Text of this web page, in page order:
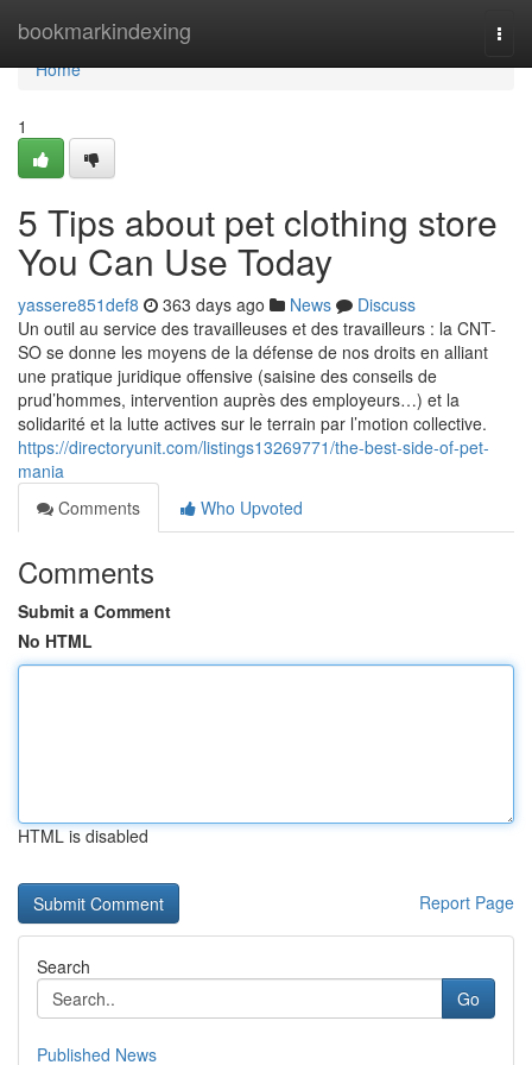
bookmarkindexing
Home
Home
1
5 Tips about pet clothing store
You Can Use Today
yassere851def8 363 days ago News
Discuss
Un outil au service des travailleuses et des travailleurs : la CNT-
SO se donne les moyens de la défense de nos droits en alliant
une pratique juridique offensive (saisine des conseils de
prud’hommes, intervention auprès des employeurs…) et la
solidarité et la lutte actives sur le terrain par l’motion collective.
https://directoryunit.com/listings13269771/the-best-side-of-pet-
mania
Comments
Who Upvoted
Comments
Submit a Comment
No HTML
HTML is disabled
Report Page
Search
Go
Published News